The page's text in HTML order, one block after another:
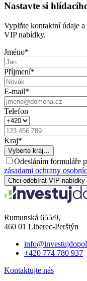
Nastavte si
Vyplňte kontaktní údaje
VIP nabídky.
Jméno*
Příjmení*
E-mail*
Telefon
Kraj*
Vyberte kraj…
Odesláním formuláře
zásadami ochrany
Chci odebírat VIP nabídky
Rumunská 655/9,
460 01 Liberec-Perštýn
+420 774 780 937
Kontaktujte nás